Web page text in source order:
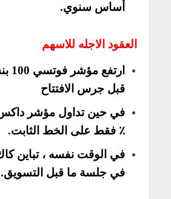
أساس سنوي.
العقود الاجله للاسهم
قبل جرس الافتتاح
٪ فقط على الخط الثابت.
في جلسة ما قبل التسويق.